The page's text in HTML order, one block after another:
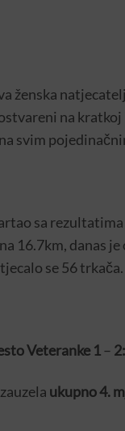
ženska
na
svim
sa
16.7km, danas
se 56 trkača.
Veteranke 1–
ukupno 4.